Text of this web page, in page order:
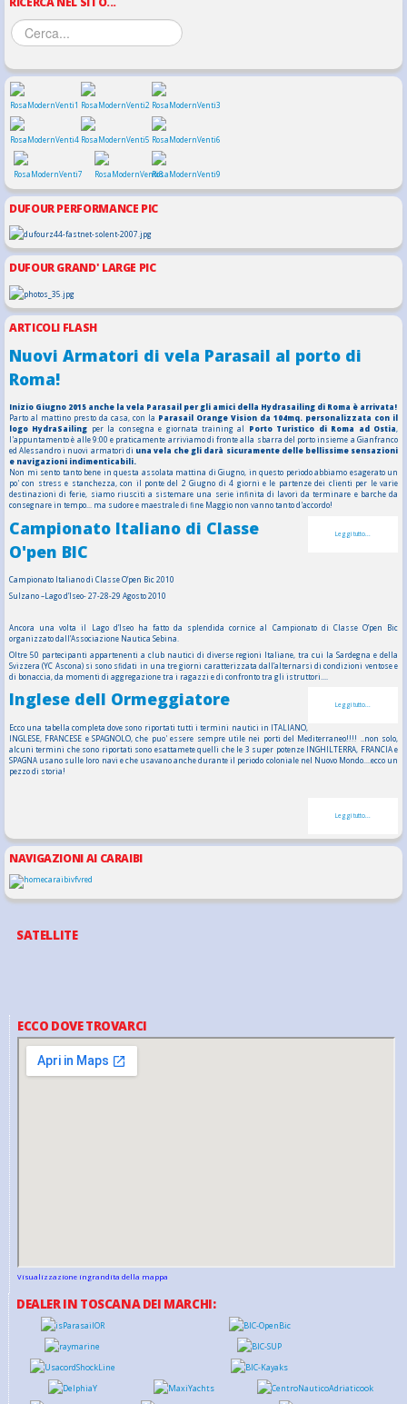
DUFOUR PERFORMANCE PIC
DUFOUR GRAND' LARGE PIC
ARTICOLI FLASH
Nuovi Armatori di vela Parasail al porto di
Roma!
Inizio Giugno 2015 anche la vela Parasail per gli amici della Hydrasailing di Roma è arrivata!
Parto al mattino presto da casa, con la Parasail Orange Vision da 104mq. personalizzata con il
logo HydraSailing per la consegna e giornata training al Porto Turistico di Roma ad Ostia,
l'appuntamento è alle 9:00 e praticamente arriviamo di fronte alla sbarra del porto insieme a Gianfranco
ed Alessandro i nuovi armatori di una vela che gli darà sicuramente delle bellissime sensazioni
e navigazioni indimenticabili.
Non mi sento tanto bene in questa assolata mattina di Giugno, in questo periodo abbiamo esagerato un
po' con stress e stanchezza, con il ponte del 2 Giugno di 4 giorni e le partenze dei clienti per le varie
destinazioni di ferie, siamo riusciti a sistemare una serie infinita di lavori da terminare e barche da
consegnare in tempo... ma sudore e maestrale di fine Maggio non vanno tanto d'accordo!
Leggi tutto...
Campionato Italiano di Classe
O'pen BIC
Campionato Italiano di Classe O’pen Bic 2010
Sulzano –Lago d’Iseo- 27-28-29 Agosto 2010
Ancora una volta il Lago d’Iseo ha fatto da splendida cornice al Campionato di Classe O’pen Bic
organizzato dall’Associazione Nautica Sebina.
Oltre 50 partecipanti appartenenti a club nautici di diverse regioni Italiane, tra cui la Sardegna e della
Svizzera (YC Ascona) si sono sfidati in una tre giorni caratterizzata dall’alternarsi di condizioni ventose e
di bonaccia, da momenti di aggregazione tra i ragazzi e di confronto tra gli istruttori....
Leggi tutto...
Inglese dell Ormeggiatore
Ecco una tabella completa dove sono riportati tutti i termini nautici in ITALIANO,
INGLESE, FRANCESE e SPAGNOLO, che puo' essere sempre utile nei porti del Mediterraneo!!!! ..non solo,
alcuni termini che sono riportati sono esattamete quelli che le 3 super potenze INGHILTERRA, FRANCIA e
SPAGNA usano sulle loro navi e che usavano anche durante il periodo coloniale nel Nuovo Mondo....ecco un
pezzo di storia!
Leggi tutto...
NAVIGAZIONI AI CARAIBI
SATELLITE
ECCO DOVE TROVARCI
Visualizzazione ingrandita della mappa
DEALER IN TOSCANA DEI MARCHI: